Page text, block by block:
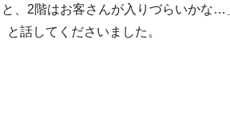
、2階はお客さんが入りづらいかな…
話してくださいました。